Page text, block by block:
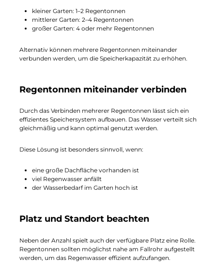
kleiner Garten: 1–2 Regentonnen
mittlerer Garten: 2–4 Regentonnen
großer Garten: 4 oder mehr Regentonnen
Alternativ können mehrere Regentonnen miteinander
verbunden werden, um die Speicherkapazität zu erhöhen.
Regentonnen miteinander verbinden
Durch das Verbinden mehrerer Regentonnen lässt sich ein
effizientes Speichersystem aufbauen. Das Wasser verteilt sich
gleichmäßig und kann optimal genutzt werden.
Diese Lösung ist besonders sinnvoll, wenn:
eine große Dachfläche vorhanden ist
viel Regenwasser anfällt
der Wasserbedarf im Garten hoch ist
Platz und Standort beachten
Neben der Anzahl spielt auch der verfügbare Platz eine Rolle.
Regentonnen sollten möglichst nahe am Fallrohr aufgestellt
werden, um das Regenwasser effizient aufzufangen.